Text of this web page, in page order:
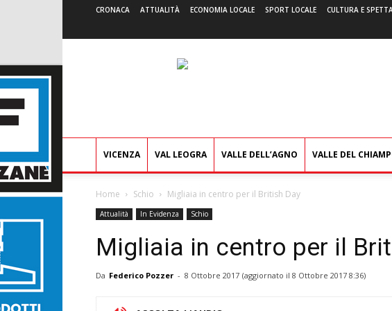
CRONACA ATTUALITÀ ECONOMIA LOCALE SPORT LOCALE CULTURA E
VICENZA VAL LEOGRA VALLE DELL’AGNO VALLE DEL
Home Schio Migliaia in centro per il British Day
Attualità In Evidenza Schio
Migliaia in centro per il
Da Federico Pozzer - 8 Ottobre 2017 (aggiornato il 8 Ottobre 2017 8:36)